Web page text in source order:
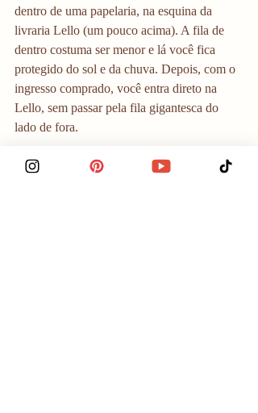
dentro de uma papelaria, na esquina da
livraria Lello (um pouco acima). A fila de
dentro costuma ser menor e lá você fica
protegido do sol e da chuva. Depois, com o
ingresso comprado, você entra direto na
Lello, sem passar pela fila gigantesca do
lado de fora.